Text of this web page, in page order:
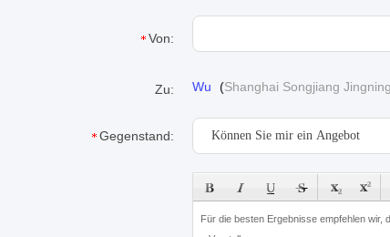
Von:
Zu: Wu (Shanghai Songjiang
Gegenstand: